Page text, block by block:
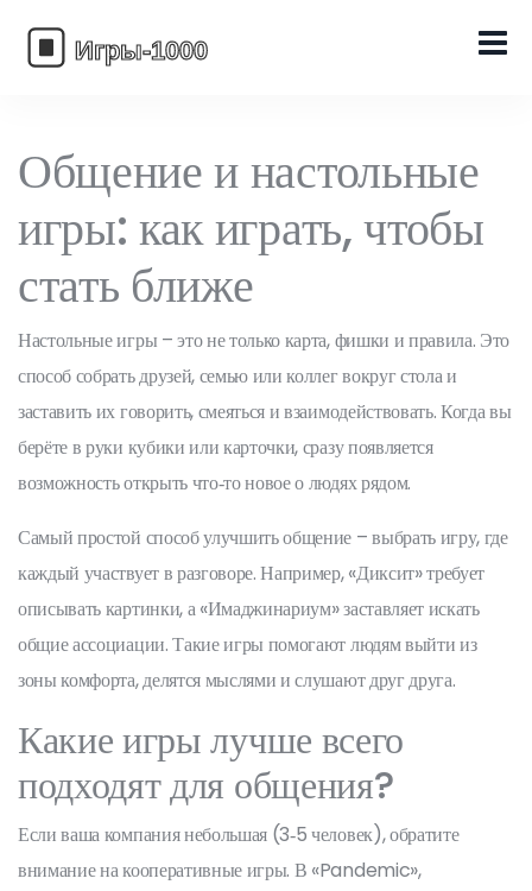
Общение и настольные
игры: как играть, чтобы
стать ближе
Настольные игры – это не только карта, фишки и правила. Это
способ собрать друзей, семью или коллег вокруг стола и
заставить их говорить, смеяться и взаимодействовать. Когда вы
берёте в руки кубики или карточки, сразу появляется
возможность открыть что‑то новое о людях рядом.
Самый простой способ улучшить общение – выбрать игру, где
каждый участвует в разговоре. Например, «Диксит» требует
описывать картинки, а «Имаджинариум» заставляет искать
общие ассоциации. Такие игры помогают людям выйти из
зоны комфорта, делятся мыслями и слушают друг друга.
Какие игры лучше всего
подходят для общения?
Если ваша компания небольшая (3‑5 человек), обратите
внимание на кооперативные игры. В «Pandemic»,